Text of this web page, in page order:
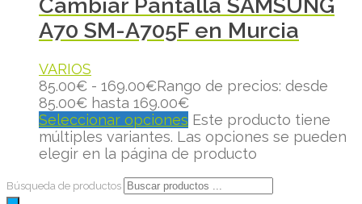
Cambiar Pantalla SAMSUNG
A70 SM-A705F en Murcia
VARIOS
85.00€ - 169.00€Rango de precios: desde
85.00€ hasta 169.00€
Seleccionar opciones Este producto tiene
múltiples variantes. Las opciones se pueden
elegir en la página de producto
Búsqueda de productos